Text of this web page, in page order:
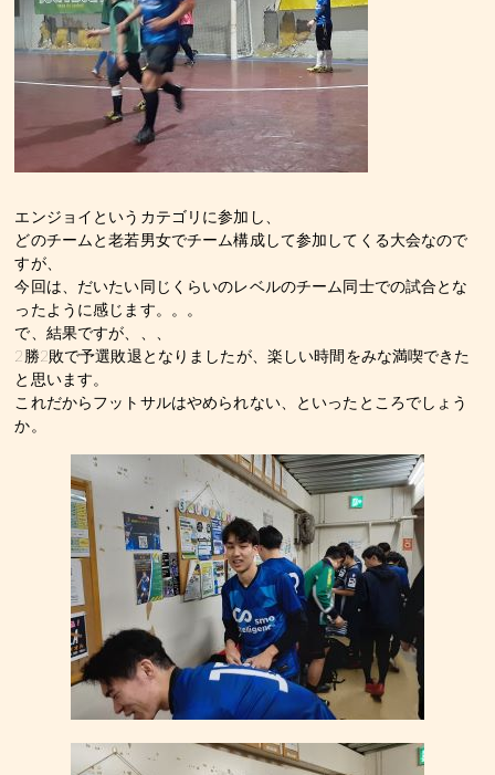
エンジョイというカテゴリに参加し、
どのチームと老若男女でチーム構成して参加してくる大会なので
すが、
今回は、だいたい同じくらいのレベルのチーム同士での試合とな
ったように感じます。。。
で、結果ですが、、、
2勝2敗で予選敗退となりましたが、楽しい時間をみな満喫できた
と思います。
これだからフットサルはやめられない、といったところでしょう
か。